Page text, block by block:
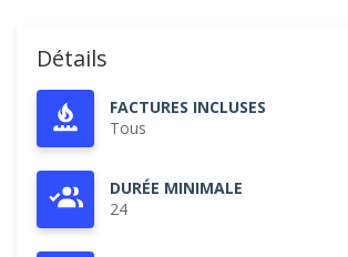
Détails
FACTURES INCLUSES
Tous
DURÉE MINIMALE
24